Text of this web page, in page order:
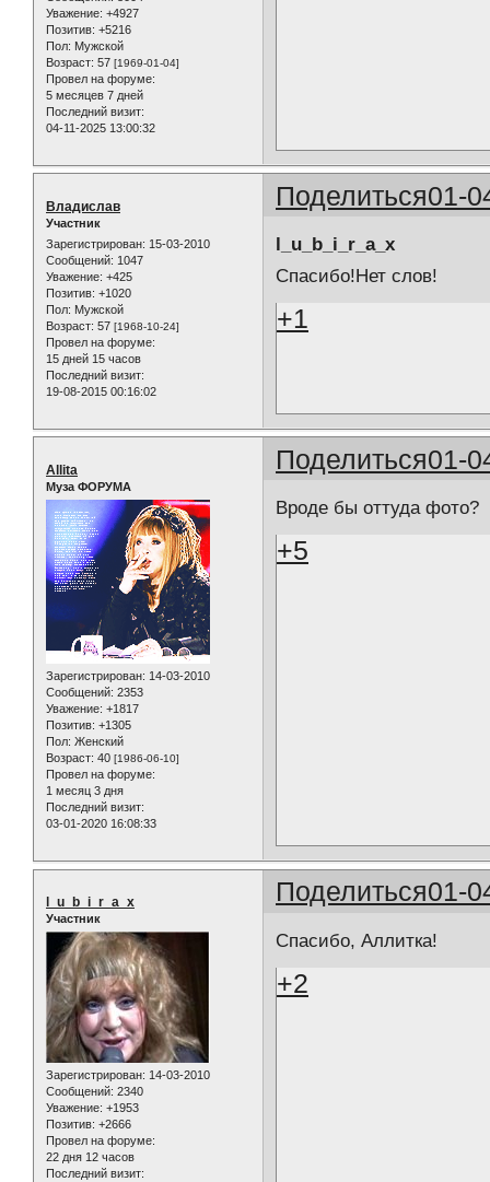
Уважение: +4927
Позитив: +5216
Пол: Мужской
Возраст: 57 [1969-01-04]
Провел на форуме:
5 месяцев 7 дней
Последний визит:
04-11-2025 13:00:32
Поделиться01-
Владислав
Участник
Зарегистрирован: 15-03-2010
Сообщений: 1047
Уважение: +425
Позитив: +1020
Пол: Мужской
Возраст: 57 [1968-10-24]
Провел на форуме:
15 дней 15 часов
Последний визит:
19-08-2015 00:16:02
l_u_b_i_r_a_x
Спасибо!Нет слов!
+1
Поделиться01-
Allita
Муза ФОРУМА
Зарегистрирован: 14-03-2010
Сообщений: 2353
Уважение: +1817
Позитив: +1305
Пол: Женский
Возраст: 40 [1986-06-10]
Провел на форуме:
1 месяц 3 дня
Последний визит:
03-01-2020 16:08:33
Вроде бы оттуда фото?
+5
Поделиться01-
l_u_b_i_r_a_x
Участник
Зарегистрирован: 14-03-2010
Сообщений: 2340
Уважение: +1953
Позитив: +2666
Провел на форуме:
22 дня 12 часов
Последний визит:
Спасибо, Аллитка!
+2